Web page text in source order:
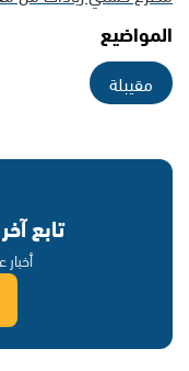
المواضيع
مقيبلة
تابع